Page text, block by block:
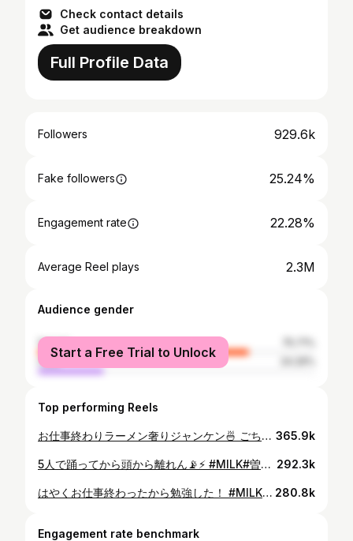
Check contact details
Get audience breakdown
Full Profile Data
Followers 929.6k
Fake followers 25.24%
Engagement rate 22.28%
Average Reel plays 2.3M
Audience gender
female
male
Start a Free Trial to Unlock
Top performing Reels
お仕事終わりラーメン奢りジャンケン🍜 ごちそうさまでした！！！ #MILK#吉田仁人#山中柔太朗#曽野舜太 365.9k
5人で踊ってから頭から離れん📡⚡️ #MILK#曽野舜太 292.3k
はやくお仕事終わったから勉強した！⁡ #MILK#曽野舜太#studywithme 280.8k
Engagement rate benchmark